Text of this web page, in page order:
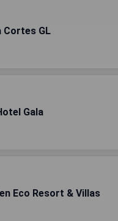
Cortes GL
Gala
Eco Resort & Villas